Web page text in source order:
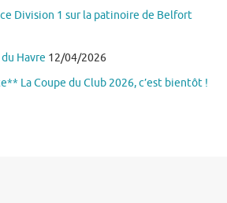
Division 1 sur la patinoire de Belfort
Havre 12/04/2026
La Coupe du Club 2026, c’est bientôt !